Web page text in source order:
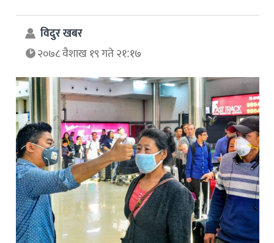
विदुर खबर
२०७८ वैशाख १९ गते २१:१७